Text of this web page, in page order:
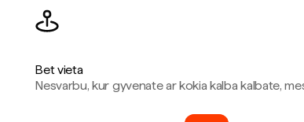
Bet vieta
Nesvarbu, kur gyvenate ar kokia kalba kalbate,